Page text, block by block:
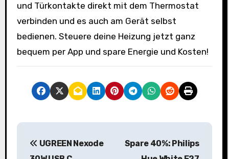
und Türkontakte direkt mit dem Thermostat
verbinden und es auch am Gerät selbst
bedienen. Steuere deine Heizung jetzt ganz
bequem per App und spare Energie und Kosten!
B
UGREEN Nexode
Spare 40%: Philips